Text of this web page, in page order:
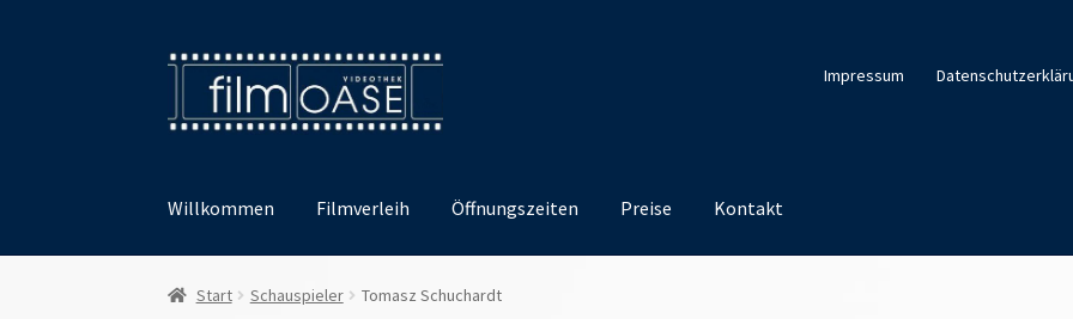
Zur
Navigation
springen
Zum
Inhalt
springen
Impressum
Willkommen Filmverleih Öffnungszeiten Preise Kontakt
Start Schauspieler Tomasz Schuchardt